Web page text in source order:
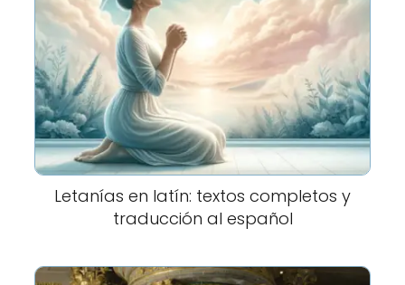
Letanías en latín: textos completos y
traducción al español